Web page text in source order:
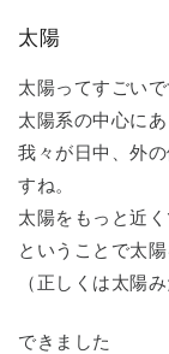
太陽
太陽ってすごいで
太陽系の中心に
我々が日中、外
すね。
太陽をもっと近く
ということで太陽
（正しくは太陽
できました